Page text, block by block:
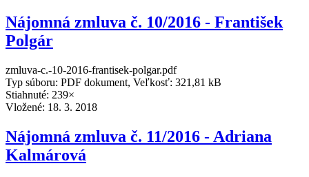
Nájomná zmluva č. 10/2016 - František
Polgár
zmluva-c.-10-2016-frantisek-polgar.pdf
Typ súboru: PDF dokument, Veľkosť: 321,81 kB
Stiahnuté: 239×
Vložené: 18. 3. 2018
Nájomná zmluva č. 11/2016 - Adriana
Kalmárová